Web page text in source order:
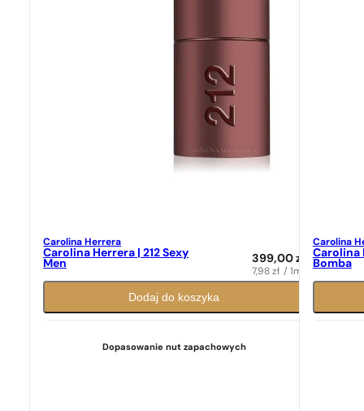
Carolina Herrera
Carolina Herrera | 212 Sexy
Men
399,00zł
7,98zł / 1ml
Dodaj do koszyka
Dopasowanie nut zapachowych
Carolina
Carolina
Bomba